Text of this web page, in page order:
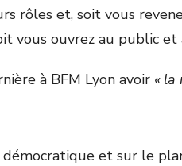
rôles et, soit vous
vous ouvrez au
à BFM Lyon avoir « la
et sur le